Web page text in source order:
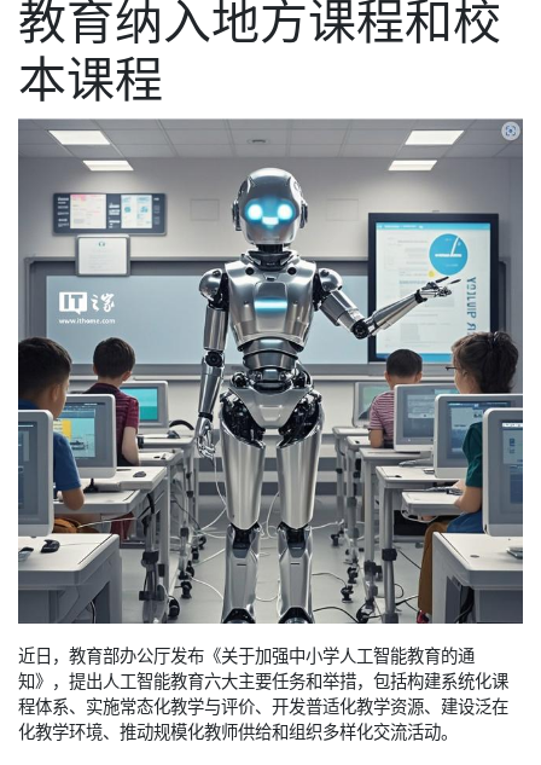
教育纳入地方课程和校
本课程
近日，教育部办公厅发布《关于加强中小学人工智能教育的通
知》，提出人工智能教育六大主要任务和举措，包括构建系统化课
程体系、实施常态化教学与评价、开发普适化教学资源、建设泛在
化教学环境、推动规模化教师供给和组织多样化交流活动。